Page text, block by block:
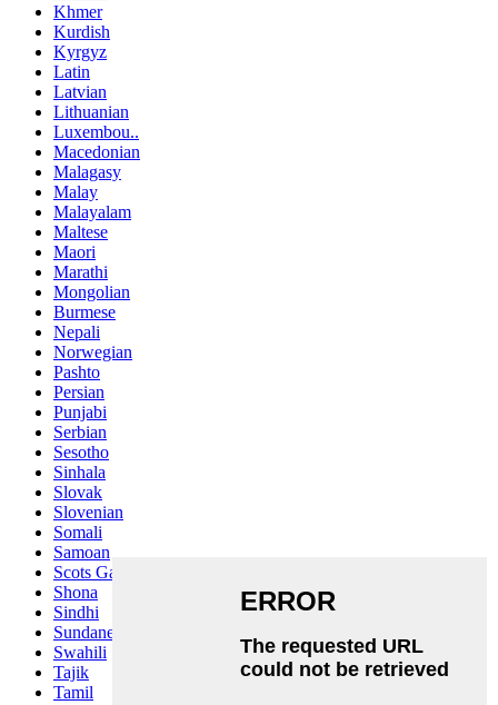
Khmer
Kurdish
Kyrgyz
Latin
Latvian
Lithuanian
Luxembou..
Macedonian
Malagasy
Malay
Malayalam
Maltese
Maori
Marathi
Mongolian
Burmese
Nepali
Norwegian
Pashto
Persian
Punjabi
Serbian
Sesotho
Sinhala
Slovak
Slovenian
Somali
Samoan
Scots Gaelic
Shona
Sindhi
Sundanese
Swahili
Tajik
Tamil